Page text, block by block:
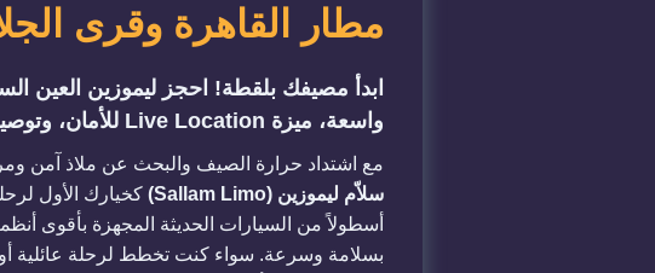
مطار القاهرة وقرى
واسعة، ميزة Live Location للأمان، وتوصيل لقرى الجلالة وبورتو. احجز الآن واستمتع بخصم الويك إند!
مع اشتداد حرارة الصيف والبحث عن ملاذ آمن
سلاّم ليموزين (Sallam Limo)
كخيارك الأول
أسطولاً من السيارات الحديثة المجهزة بأقوى
بسلامة وسرعة. سواء كنت تخطط لرحلة عائلية أو